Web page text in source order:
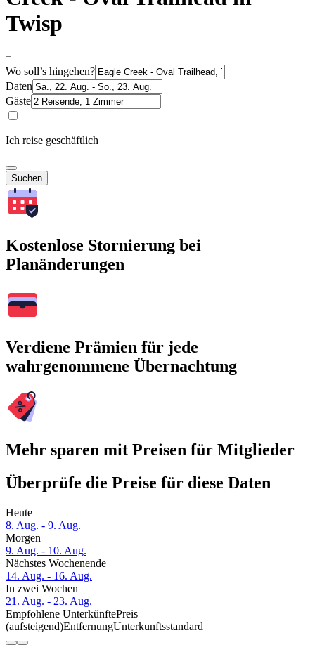
Twisp
Wo soll’s hingehen?
Daten
Gäste
Ich reise geschäftlich
Suchen
Kostenlose Stornierung bei
Planänderungen
Verdiene Prämien für jede
wahrgenommene Übernachtung
Mehr sparen mit Preisen für Mitglieder
Überprüfe die Preise für diese Daten
Heute
8. Aug. - 9. Aug.
Morgen
9. Aug. - 10. Aug.
Nächstes Wochenende
14. Aug. - 16. Aug.
In zwei Wochen
21. Aug. - 23. Aug.
Empfohlene UnterkünftePreis
(aufsteigend)EntfernungUnterkunftsstandard